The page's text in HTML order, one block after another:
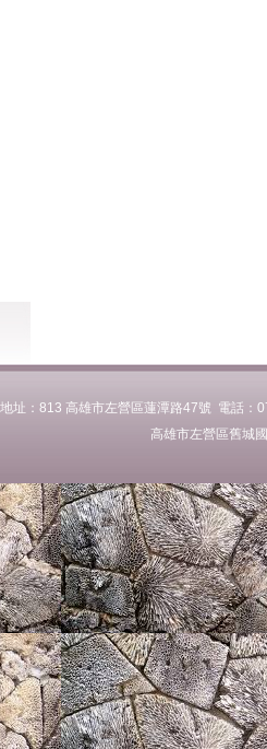
地址：813 高雄市左營區蓮潭路47號 電話
高雄市左營區舊城